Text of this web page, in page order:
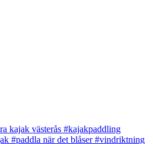
kajak västerås #kajakpaddling
#paddla när det blåser#vindriktning